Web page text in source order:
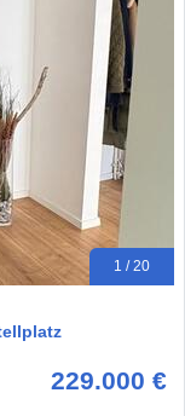
1 / 20
229.000 €